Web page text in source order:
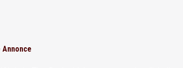
Annonce